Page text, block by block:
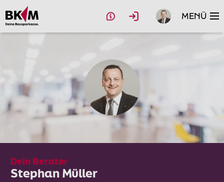
MENÜ
Modernisierung
Anschlussfinanzierung
Rechner
Dein Berater
Stephan Müller